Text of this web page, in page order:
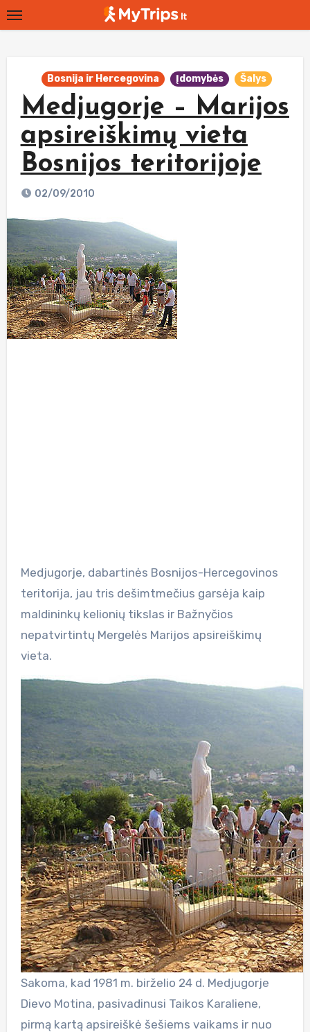
Skip
to
Bosnija ir Hercegovina Įdomybės Šalys
Medjugorje – Marijos
apsireiškimų vieta
Bosnijos teritorijoje
02/09/2010
Medjugorje, dabartinės Bosnijos-Hercegovinos
teritorija, jau tris dešimtmečius garsėja kaip
maldininkų kelionių tikslas ir Bažnyčios
nepatvirtintų Mergelės Marijos apsireiškimų
vieta.
Sakoma, kad 1981 m. birželio 24 d. Medjugorje
Dievo Motina, pasivadinusi Taikos Karaliene,
pirmą kartą apsireiškė šešiems vaikams ir nuo